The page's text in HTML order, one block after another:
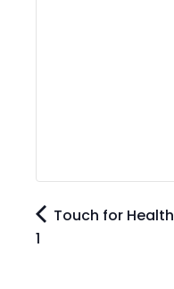
Touch for Health
1